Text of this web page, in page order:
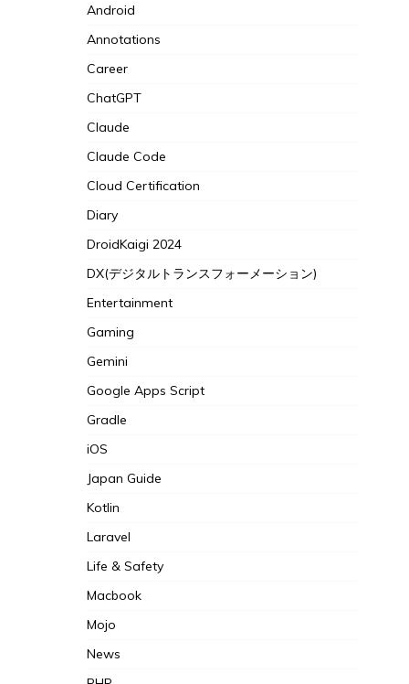
Android
Annotations
Career
ChatGPT
Claude
Claude Code
Cloud Certification
Diary
DroidKaigi 2024
DX(デジタルトランスフォーメーション)
Entertainment
Gaming
Gemini
Google Apps Script
Gradle
iOS
Japan Guide
Kotlin
Laravel
Life & Safety
Macbook
Mojo
News